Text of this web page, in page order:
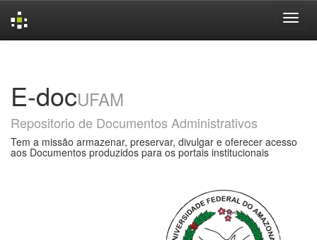
E-docUFAM
Repositorio de Documentos Administrativos
Tem a missão armazenar, preservar, divulgar e oferecer acesso
aos Documentos produzidos para os portais institucionais